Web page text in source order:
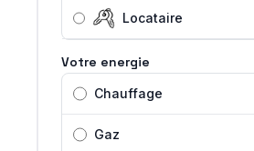
Locataire
Votre energie
Chauffage
Gaz